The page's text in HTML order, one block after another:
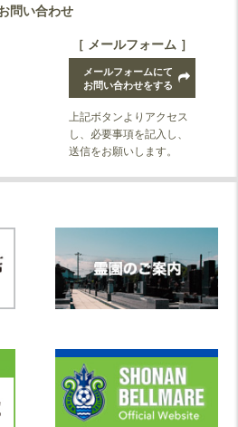
問い合わせ
［ メールフォーム ］
メールフォームにて
お問い合わせをする
上記ボタンよりアクセス
し、必要事項を記入し、
送信をお願いします。